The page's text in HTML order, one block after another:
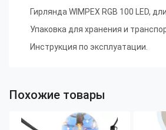
Гирлянда WIMPEX RGB 100 LED,
Упаковка для хранения и
Инструкция по эксплуатации.
Похожие товары